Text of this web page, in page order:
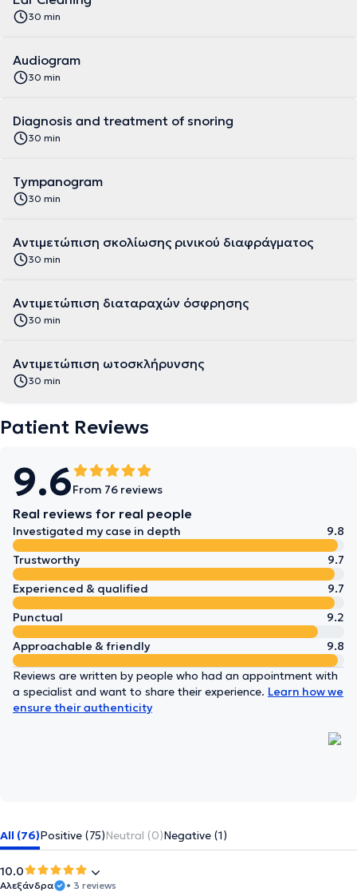
30 min
Audiogram
30 min
Diagnosis and treatment of snoring
30 min
Tympanogram
30 min
Αντιμετώπιση σκολίωσης ρινικού διαφράγματος
30 min
Αντιμετώπιση διαταραχών όσφρησης
30 min
Αντιμετώπιση ωτοσκλήρυνσης
30 min
Patient Reviews
9.6From 76 reviews
Real reviews for real people
Investigated my case in depth
9.8
Trustworthy
9.7
Experienced & qualified
9.7
Punctual
9.2
Approachable & friendly
9.8
Reviews are written by people who had an appointment with
a specialist and want to share their experience. Learn how we
ensure their authenticity
All (76)Positive (75)Neutral (0)Negative (1)
10.0
Αλεξάνδρα • 3 reviews